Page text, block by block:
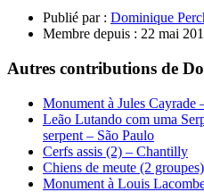
Publié par : Dominique
Membre depuis : 22 mai
Autres contributions de
Monument à Jules Cayrade
Leão Lutando com uma
serpent – São Paulo
Cerfs assis (2) – Chantilly
Chiens de meute (2
Monument à Louis